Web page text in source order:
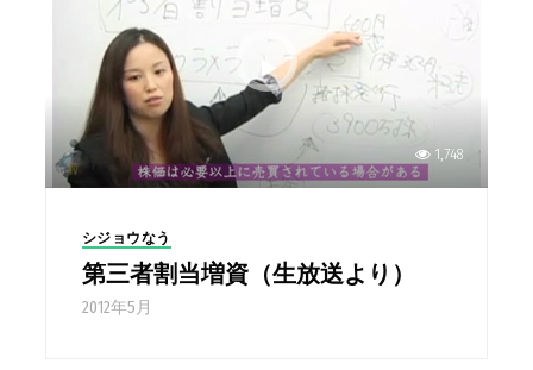
1,748
シジョウなう
第三者割当増資（生放送より）
2012年5月